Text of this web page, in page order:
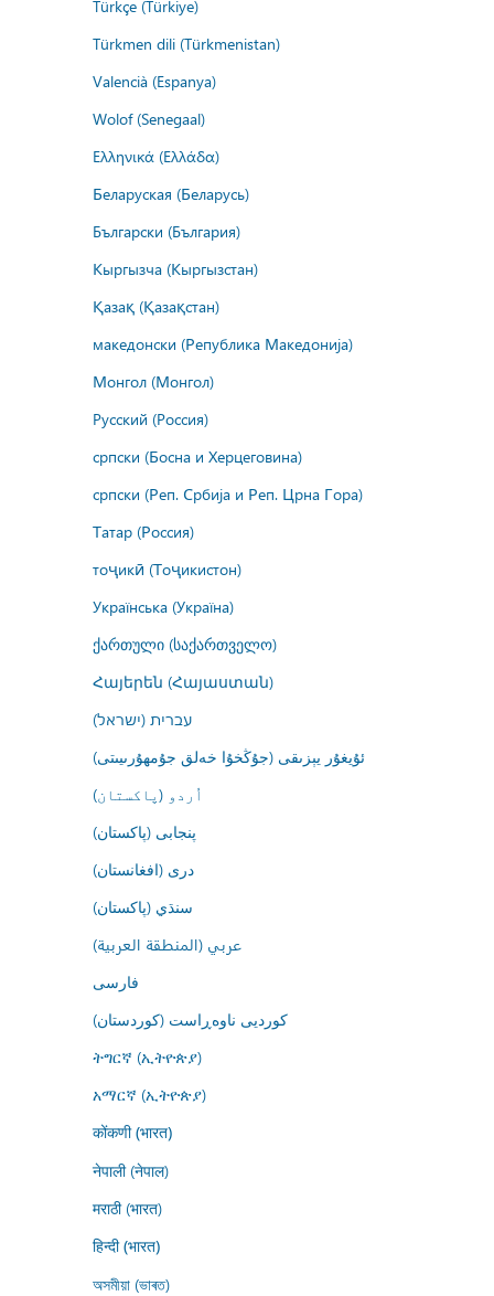
Türkçe (Türkiye)
Türkmen dili (Türkmenistan)
Valencià (Espanya)
Wolof (Senegaal)
Ελληνικά (Ελλάδα)
Беларуская (Беларусь)
Български (България)
Кыргызча (Кыргызстан)
Қазақ (Қазақстан)
македонски (Република Македонија)
Монгол (Монгол)
Русский (Россия)
српски (Босна и Херцеговина)
српски (Реп. Србија и Реп. Црна Гора)
Татар (Россия)
тоҷикӣ (Тоҷикистон)
Українська (Україна)
ქართული (საქართველო)
Հայերեն (Հայաստան)
עברית (ישראל)
ئۇيغۇر يېزىقى (جۇڭخۇا خەلق جۇمھۇرىيىتى)
اُردو (پاکستان)
پنجابی (پاکستان)
درى (افغانستان)
سنڌي (پاکستان)
عربي (المنطقة العربية)
فارسى
کوردیی ناوەڕاست (کوردستان)
ትግርኛ (ኢትዮጵያ)
አማርኛ (ኢትዮጵያ)
कोंकणी (भारत)
नेपाली (नेपाल)
मराठी (भारत)
हिन्दी (भारत)
অসমীয়া (ভাৰত)